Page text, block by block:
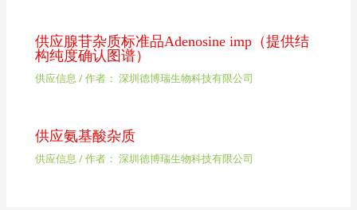
供应腺苷杂质标准品Adenosine imp（提供结
构纯度确认图谱）
供应信息 / 作者： 深圳德博瑞生物科技有限公司
供应氨基酸杂质
供应信息 / 作者： 深圳德博瑞生物科技有限公司